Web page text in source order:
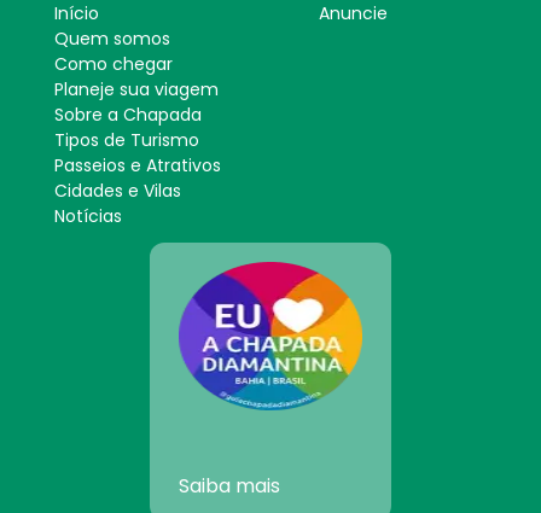
Início
Quem somos
Como chegar
Planeje sua viagem
Sobre a Chapada
Tipos de Turismo
Passeios e Atrativos
Cidades e Vilas
Notícias
Anuncie
Saiba mais